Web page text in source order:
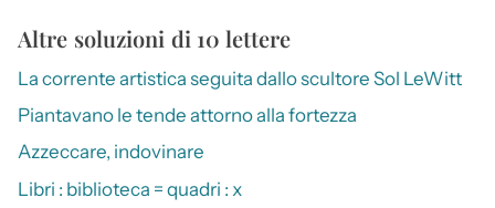
Altre soluzioni di 10 lettere
La corrente artistica seguita dallo scultore Sol LeWitt
Piantavano le tende attorno alla fortezza
Azzeccare, indovinare
Libri : biblioteca = quadri : x